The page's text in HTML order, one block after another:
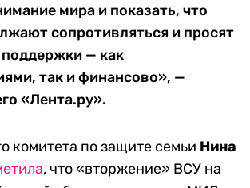
мира и показать, что
сопротивляться и просят
поддержки — как
так и финансово», —
«Лента.ру».
комитета по защите семьи Нина
, что «вторжение» ВСУ на